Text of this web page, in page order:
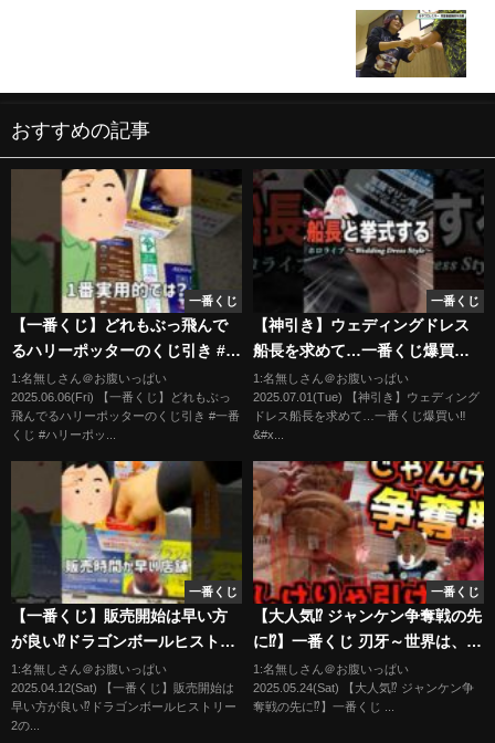
おすすめの記事
一番くじ
【一番くじ】どれもぶっ飛んで
るハリーポッターのくじ引き #一
番くじ #ハリーポッター #神回
1:名無しさん＠お腹いっぱい
2025.06.06(Fri) 【一番くじ】どれもぶっ
飛んでるハリーポッターのくじ引き #一番
くじ #ハリーポッ...
一番くじ
【神引き】ウェディングドレス
船長を求めて…一番くじ爆買
い‼︎‼︎ 私たち、結婚しま〜す♡ #
宝鐘マリン #常闇トワ
1:名無しさん＠お腹いっぱい
2025.07.01(Tue) 【神引き】ウェディング
ドレス船長を求めて…一番くじ爆買い‼︎
&#x...
一番くじ
【一番くじ】販売開始は早い方
が良い⁉︎ドラゴンボールヒストリ
ー2のくじ引き #一番くじ #ドラ
ゴンボール #一番くじドラゴンボ
ール
1:名無しさん＠お腹いっぱい
2025.04.12(Sat) 【一番くじ】販売開始は
早い方が良い⁉︎ドラゴンボールヒストリー
2の...
一番くじ
【大人気⁉︎ ジャンケン争奪戦の先
に⁉︎】一番くじ 刃牙～世界は、拳
ひとつで変えられる～ 範馬勇次
郎 ラストワン賞
1:名無しさん＠お腹いっぱい
2025.05.24(Sat) 【大人気⁉︎ ジャンケン争
奪戦の先に⁉︎】一番くじ ...